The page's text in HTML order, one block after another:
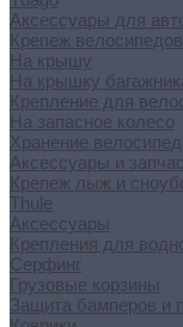
Аксессуары для
Крепеж велосипедов
На крышу
На крышку
Крепление для
На запасное колесо
Хранение
Аксессуары и
Крепеж лыж и
Thule
Аксессуары
Крепления для
Серфинг
Грузовые корзины
Защита бамперов и